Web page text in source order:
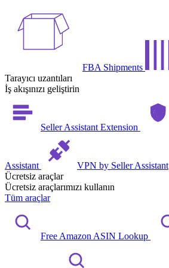
FBA Shipments
Tarayıcı uzantıları
İş akışınızı geliştirin
Seller Assistant Extension
Assistant
VPN by Seller Assistant
Ücretsiz araçlar
Ücretsiz araçlarımızı kullanın
Tüm araçlar
Free Amazon ASIN Lookup